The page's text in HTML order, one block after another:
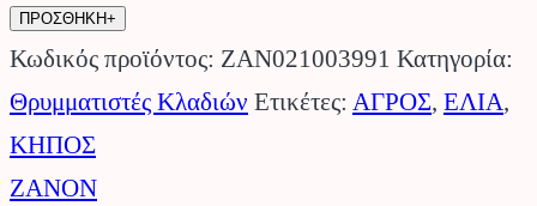
Κλαδιών
CIP
120-
B
ZANON.
ΠΡΟΣΘΗΚΗ+
Κωδικός προϊόντος: ZAN021003991 Κατηγορία:
Θρυμματιστές Κλαδιών Ετικέτες: ΑΓΡΟΣ, ΕΛΙΑ,
ΚΗΠΟΣ
ZANON